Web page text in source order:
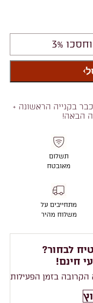
3%
בקנייה הראשונה +
הבאה!
תשלום
מאובטח
מתחייבים על
משלוח מהיר
לבחור?
חינם!
הקרובה בזמן הפעילות